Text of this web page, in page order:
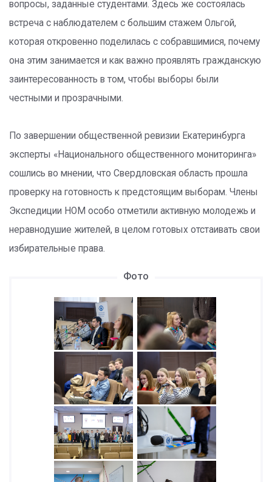
вопросы, заданные студентами. Здесь же состоялась
встреча с наблюдателем с большим стажем Ольгой,
которая откровенно поделилась с собравшимися, почему
она этим занимается и как важно проявлять гражданскую
заинтересованность в том, чтобы выборы были
честными и прозрачными.
По завершении общественной ревизии Екатеринбурга
эксперты «Национального общественного мониторинга»
сошлись во мнении, что Свердловская область прошла
проверку на готовность к предстоящим выборам. Члены
Экспедиции НОМ особо отметили активную молодежь и
неравнодушие жителей, в целом готовых отстаивать свои
избирательные права.
Фото